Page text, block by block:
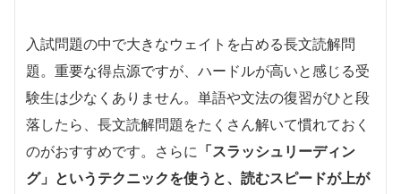
入試問題の中で大きなウェイトを占める長文読解問
題。重要な得点源ですが、ハードルが高いと感じる受
験生は少なくありません。単語や文法の復習がひと段
落したら、長文読解問題をたくさん解いて慣れておく
のがおすすめです。 さらに 「スラッシュリーディン
グ」というテクニックを使うと、読むスピードが上が